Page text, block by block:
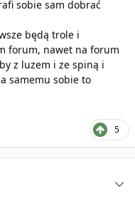
sobie sam dobrać
będą trole i
forum, nawet na forum
z luzem i ze spiną i
samemu sobie to
5